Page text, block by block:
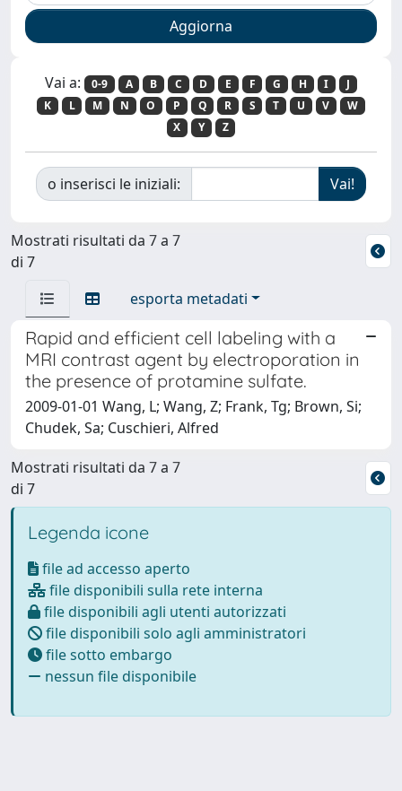
Vai a: 0-9 A B C D E F G H I
J
K
L M N O P Q R S T U V
W
X
Y Z
o inserisci le iniziali:
Mostrati risultati da 7 a 7
di 7
esporta metadati
Rapid and efficient cell labeling with a
MRI contrast agent by electroporation in
the presence of protamine sulfate.
2009-01-01 Wang, L; Wang, Z; Frank, Tg; Brown, Si;
Chudek, Sa; Cuschieri, Alfred
Mostrati risultati da 7 a 7
di 7
Legenda icone
file ad accesso aperto
file disponibili sulla rete interna
file disponibili agli utenti autorizzati
file disponibili solo agli amministratori
file sotto embargo
nessun file disponibile